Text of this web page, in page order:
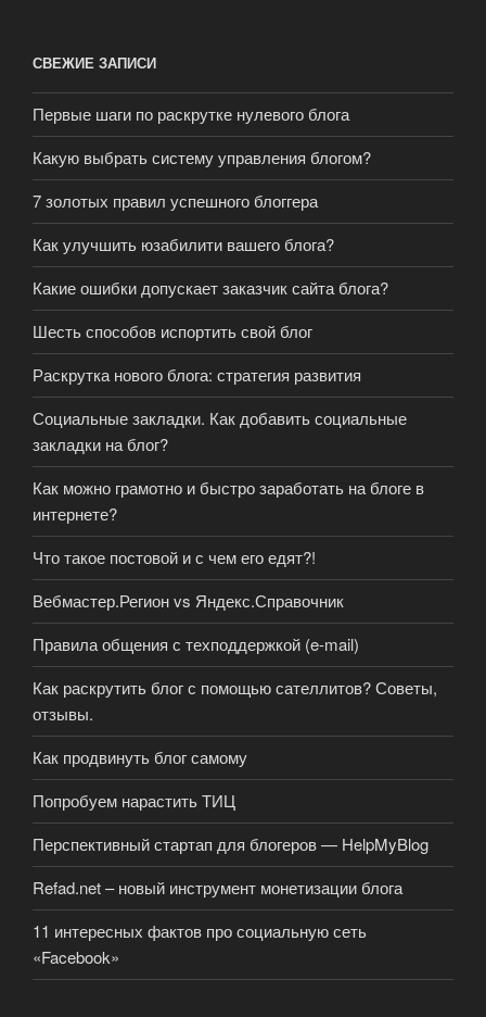
СВЕЖИЕ ЗАПИСИ
Первые шаги по раскрутке нулевого блога
Какую выбрать систему управления блогом?
7 золотых правил успешного блоггера
Как улучшить юзабилити вашего блога?
Какие ошибки допускает заказчик сайта блога?
Шесть способов испортить свой блог
Раскрутка нового блога: стратегия развития
Социальные закладки. Как добавить социальные
закладки на блог?
Как можно грамотно и быстро заработать на блоге в
интернете?
Что такое постовой и с чем его едят?!
Вебмастер.Регион vs Яндекс.Справочник
Правила общения с техподдержкой (e-mail)
Как раскрутить блог с помощью сателлитов? Советы,
отзывы.
Как продвинуть блог самому
Попробуем нарастить ТИЦ
Перспективный стартап для блогеров — HelpMyBlog
Refad.net – новый инструмент монетизации блога
11 интересных фактов про социальную сеть
«Facebook»